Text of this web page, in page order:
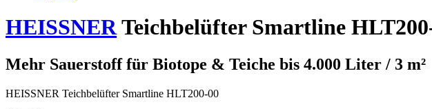
HEISSNERTeichbelüfter Smartline
Mehr Sauerstoff für Biotope & Teiche bis 4.000 Liter / 3 m²
HEISSNER Teichbelüfter Smartline HLT200-00